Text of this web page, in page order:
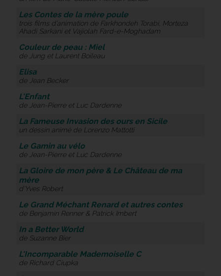
Les Contes de la mère poule
trois films d’animation de Farkhondeh Torabi, Morteza
Ahadi Sarkani et Vajiolah Fard-e-Moghadam
Couleur de peau : Miel
de Jung et Laurent Boileau
Elisa
de Jean Becker
L'Enfant
de Jean-Pierre et Luc Dardenne
La Fameuse Invasion des ours en Sicile
un dessin animé de Lorenzo Mattotti
Le Gamin au vélo
de Jean-Pierre et Luc Dardenne
La Gloire de mon père & Le Château de ma
mère
d’Yves Robert
Le Grand Méchant Renard et autres contes
de Benjamin Renner & Patrick Imbert
In a Better World
de Suzanne Bier
L'Incomparable Mademoiselle C
de Richard Ciupka